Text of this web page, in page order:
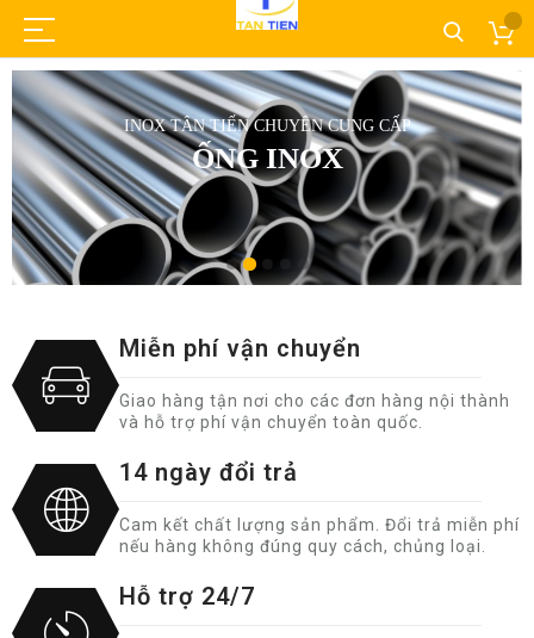
INOX TÂN TIẾN CHUYÊN CUNG CẤP
ỐNG INOX
Miễn phí vận chuyển
Giao hàng tận nơi cho các đơn hàng nội thành
và hỗ trợ phí vận chuyển toàn quốc.
14 ngày đổi trả
Cam kết chất lượng sản phẩm. Đổi trả miễn phí
nếu hàng không đúng quy cách, chủng loại.
Hỗ trợ 24/7